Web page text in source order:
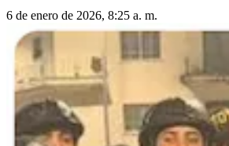
6 de enero de 2026, 8:25 a. m.